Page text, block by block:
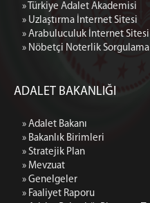
» Türkiye Adalet Akademisi
» Uzlaştırma İnternet Sitesi
» Arabuluculuk İnternet Sitesi
» Nöbetçi Noterlik Sorgulama
ADALET BAKANLIĞI
» Adalet Bakanı
» Bakanlık Birimleri
» Stratejik Plan
» Mevzuat
» Genelgeler
» Faaliyet Raporu